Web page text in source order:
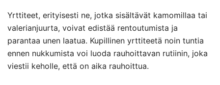
Yrttiteet, erityisesti ne, jotka sisältävät kamomillaa tai
valerianjuurta, voivat edistää rentoutumista ja
parantaa unen laatua. Kupillinen yrttiteetä noin tuntia
ennen nukkumista voi luoda rauhoittavan rutiinin, joka
viestii keholle, että on aika rauhoittua.